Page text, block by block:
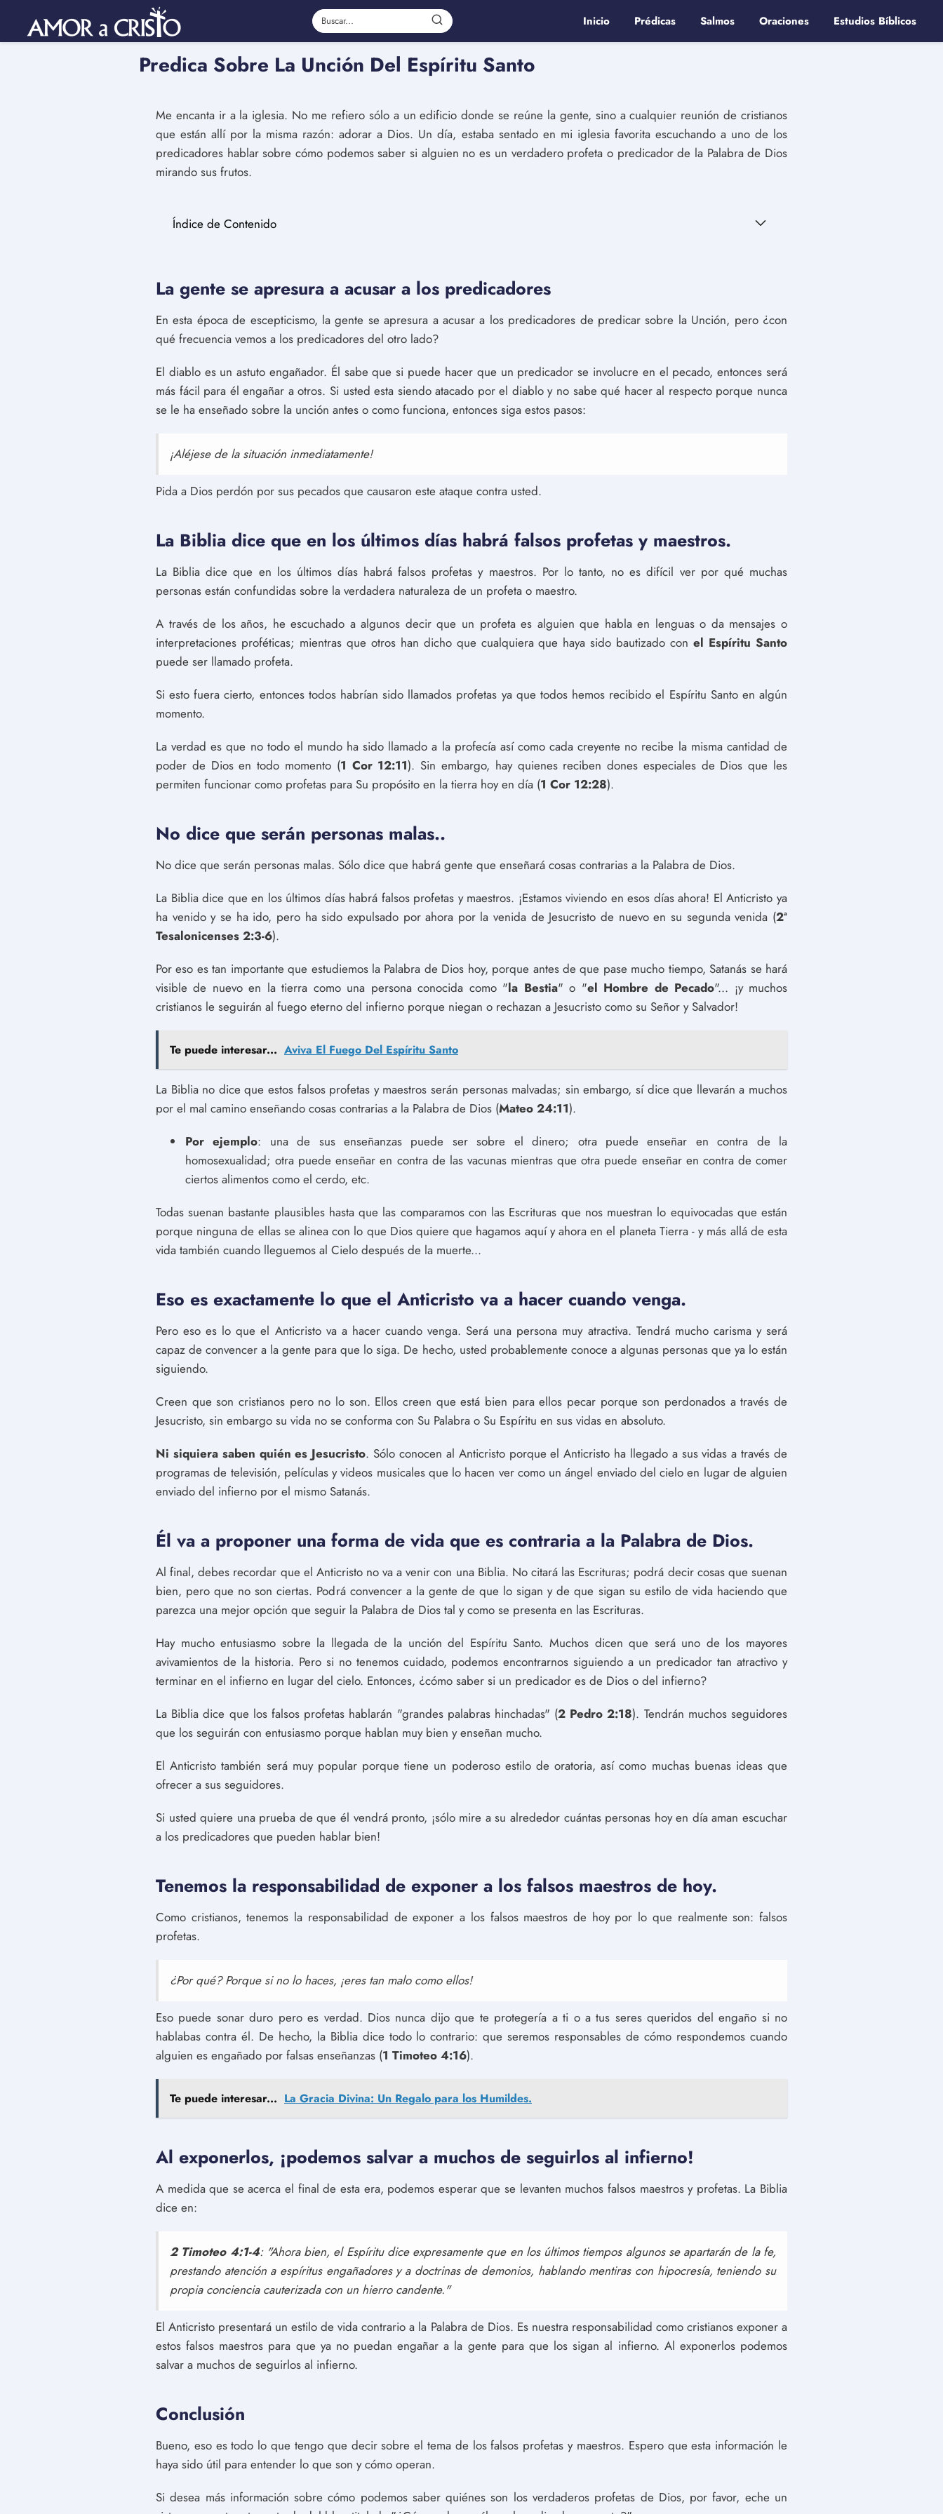
Inicio Prédicas Salmos Oraciones Estudios Bíblicos
Predica Sobre La Unción Del Espíritu Santo
Me encanta ir a la iglesia. No me refiero sólo a un edificio donde se reúne la gente, sino a cualquier reunión de cristianos
que están allí por la misma razón: adorar a Dios. Un día, estaba sentado en mi iglesia favorita escuchando a uno de los
predicadores hablar sobre cómo podemos saber si alguien no es un verdadero profeta o predicador de la Palabra de Dios
mirando sus frutos.
Índice de Contenido
La gente se apresura a acusar a los predicadores
En esta época de escepticismo, la gente se apresura a acusar a los predicadores de predicar sobre la Unción, pero ¿con
qué frecuencia vemos a los predicadores del otro lado?
El diablo es un astuto engañador. Él sabe que si puede hacer que un predicador se involucre en el pecado, entonces será
más fácil para él engañar a otros. Si usted esta siendo atacado por el diablo y no sabe qué hacer al respecto porque nunca
se le ha enseñado sobre la unción antes o como funciona, entonces siga estos pasos:
¡Aléjese de la situación inmediatamente!
Pida a Dios perdón por sus pecados que causaron este ataque contra usted.
La Biblia dice que en los últimos días habrá falsos profetas y maestros.
La Biblia dice que en los últimos días habrá falsos profetas y maestros. Por lo tanto, no es difícil ver por qué muchas
personas están confundidas sobre la verdadera naturaleza de un profeta o maestro.
A través de los años, he escuchado a algunos decir que un profeta es alguien que habla en lenguas o da mensajes o
interpretaciones proféticas; mientras que otros han dicho que cualquiera que haya sido bautizado conel Espíritu Santo
puede ser llamado profeta.
Si esto fuera cierto, entonces todos habrían sido llamados profetas ya que todos hemos recibido el Espíritu Santo en algún
momento.
La verdad es que no todo el mundo ha sido llamado a la profecía así como cada creyente no recibe la misma cantidad de
poder de Dios en todo momento (1 Cor 12:11). Sin embargo, hay quienes reciben dones especiales de Dios que les
permiten funcionar como profetas para Su propósito en la tierra hoy en día (1 Cor 12:28).
No dice que serán personas malas..
No dice que serán personas malas. Sólo dice que habrá gente que enseñará cosas contrarias a la Palabra de Dios.
La Biblia dice que en los últimos días habrá falsos profetas y maestros. ¡Estamos viviendo en esos días ahora! El Anticristo ya
ha venido y se ha ido, pero ha sido expulsado por ahora por la venida de Jesucristo de nuevo en su segunda venida (2ª
Tesalonicenses 2:3-6).
Por eso es tan importante que estudiemos la Palabra de Dios hoy, porque antes de que pase mucho tiempo, Satanás se hará
visible de nuevo en la tierra como una persona conocida como "la Bestia" o "el Hombre de Pecado"... ¡y muchos
cristianos le seguirán al fuego eterno del infierno porque niegan o rechazan a Jesucristo como su Señor y Salvador!
Te puede interesar... Aviva El Fuego Del Espíritu Santo
La Biblia no dice que estos falsos profetas y maestros serán personas malvadas; sin embargo, sí dice que llevarán a muchos
por el mal camino enseñando cosas contrarias a la Palabra de Dios (Mateo 24:11).
Por ejemplo: una de sus enseñanzas puede ser sobre el dinero; otra puede enseñar en contra de la
homosexualidad; otra puede enseñar en contra de las vacunas mientras que otra puede enseñar en contra de comer
ciertos alimentos como el cerdo, etc.
Todas suenan bastante plausibles hasta que las comparamos con las Escrituras que nos muestran lo equivocadas que están
porque ninguna de ellas se alinea con lo que Dios quiere que hagamos aquí y ahora en el planeta Tierra - y más allá de esta
vida también cuando lleguemos al Cielo después de la muerte...
Eso es exactamente lo que el Anticristo va a hacer cuando venga.
Pero eso es lo que el Anticristo va a hacer cuando venga. Será una persona muy atractiva. Tendrá mucho carisma y será
capaz de convencer a la gente para que lo siga. De hecho, usted probablemente conoce a algunas personas que ya lo están
siguiendo.
Creen que son cristianos pero no lo son. Ellos creen que está bien para ellos pecar porque son perdonados a través de
Jesucristo, sin embargo su vida no se conforma con Su Palabra o Su Espíritu en sus vidas en absoluto.
Ni siquiera saben quién es Jesucristo. Sólo conocen al Anticristo porque el Anticristo ha llegado a sus vidas a través de
programas de televisión, películas y videos musicales que lo hacen ver como un ángel enviado del cielo en lugar de alguien
enviado del infierno por el mismo Satanás.
Él va a proponer una forma de vida que es contraria a la Palabra de Dios.
Al final, debes recordar que el Anticristo no va a venir con una Biblia. No citará las Escrituras; podrá decir cosas que suenan
bien, pero que no son ciertas. Podrá convencer a la gente de que lo sigan y de que sigan su estilo de vida haciendo que
parezca una mejor opción que seguir la Palabra de Dios tal y como se presenta en las Escrituras.
Hay mucho entusiasmo sobre la llegada de la unción del Espíritu Santo. Muchos dicen que será uno de los mayores
avivamientos de la historia. Pero si no tenemos cuidado, podemos encontrarnos siguiendo a un predicador tan atractivo y
terminar en el infierno en lugar del cielo. Entonces, ¿cómo saber si un predicador es de Dios o del infierno?
La Biblia dice que los falsos profetas hablarán "grandes palabras hinchadas" (2 Pedro 2:18). Tendrán muchos seguidores
que los seguirán con entusiasmo porque hablan muy bien y enseñan mucho.
El Anticristo también será muy popular porque tiene un poderoso estilo de oratoria, así como muchas buenas ideas que
ofrecer a sus seguidores.
Si usted quiere una prueba de que él vendrá pronto, ¡sólo mire a su alrededor cuántas personas hoy en día aman escuchar
a los predicadores que pueden hablar bien!
Tenemos la responsabilidad de exponer a los falsos maestros de hoy.
Como cristianos, tenemos la responsabilidad de exponer a los falsos maestros de hoy por lo que realmente son: falsos
profetas.
¿Por qué? Porque si no lo haces, ¡eres tan malo como ellos!
Eso puede sonar duro pero es verdad. Dios nunca dijo que te protegería a ti o a tus seres queridos del engaño si no
hablabas contra él. De hecho, la Biblia dice todo lo contrario: que seremos responsables de cómo respondemos cuando
alguien es engañado por falsas enseñanzas (1 Timoteo 4:16).
Te puede interesar... La Gracia Divina: Un Regalo para los Humildes.
Al exponerlos, ¡podemos salvar a muchos de seguirlos al infierno!
A medida que se acerca el final de esta era, podemos esperar que se levanten muchos falsos maestros y profetas. La Biblia
dice en:
2 Timoteo 4:1-4: "Ahora bien, el Espíritu dice expresamente que en los últimos tiempos algunos se apartarán de la fe,
prestando atención a espíritus engañadores y a doctrinas de demonios, hablando mentiras con hipocresía, teniendo su
propia conciencia cauterizada con un hierro candente."
El Anticristo presentará un estilo de vida contrario a la Palabra de Dios. Es nuestra responsabilidad como cristianos exponer a
estos falsos maestros para que ya no puedan engañar a la gente para que los sigan al infierno. Al exponerlos podemos
salvar a muchos de seguirlos al infierno.
Conclusión
Bueno, eso es todo lo que tengo que decir sobre el tema de los falsos profetas y maestros. Espero que esta información le
haya sido útil para entender lo que son y cómo operan.
Si desea más información sobre cómo podemos saber quiénes son los verdaderos profetas de Dios, por favor, eche un